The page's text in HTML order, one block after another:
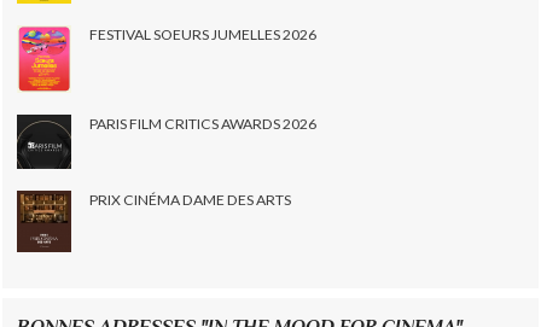
FESTIVAL SOEURS JUMELLES 2026
PARIS FILM CRITICS AWARDS 2026
PRIX CINÉMA DAME DES ARTS